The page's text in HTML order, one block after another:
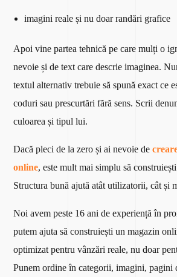
imagini reale și nu doar randări grafice
Apoi vine partea tehnică pe care mulți o
nevoie și de text care descrie imaginea.
textul alternativ trebuie să spună exact ce
coduri sau prescurtări fără sens. Scrii
culoarea și tipul lui.
Dacă pleci de la zero și ai nevoie de
online, este mult mai simplu să
Structura bună ajută atât utilizatorii, cât și
Noi avem peste 16 ani de experiență în
putem ajuta să construiești un magazin
optimizat pentru vânzări reale, nu doar
Punem ordine în categorii, imagini, pagini